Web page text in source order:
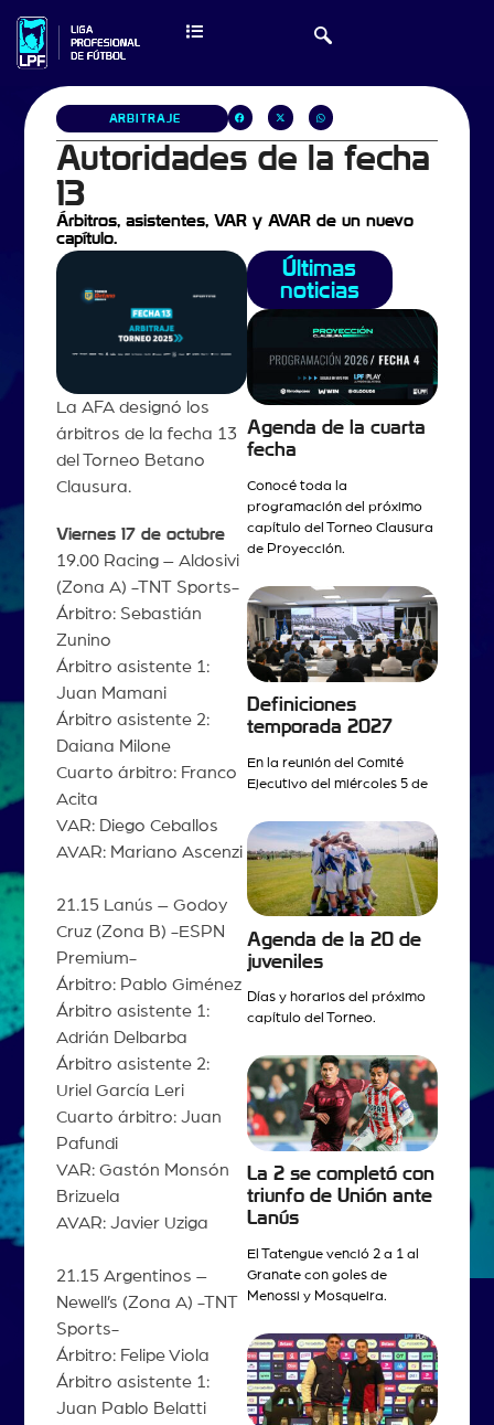
ARBITRAJE
Autoridades de la fecha
13
Árbitros, asistentes, VAR y AVAR de un nuevo
capítulo.
La AFA designó los
árbitros de la fecha 13
del Torneo Betano
Clausura.
Viernes 17 de octubre
19.00 Racing – Aldosivi
(Zona A) -TNT Sports-
Árbitro: Sebastián
Zunino
Árbitro asistente 1:
Juan Mamani
Árbitro asistente 2:
Daiana Milone
Cuarto árbitro: Franco
Acita
VAR: Diego Ceballos
AVAR: Mariano Ascenzi
21.15 Lanús – Godoy
Cruz (Zona B) -ESPN
Premium-
Árbitro: Pablo Giménez
Árbitro asistente 1:
Adrián Delbarba
Árbitro asistente 2:
Uriel García Leri
Cuarto árbitro: Juan
Pafundi
VAR: Gastón Monsón
Brizuela
AVAR: Javier Uziga
21.15 Argentinos –
Newell’s (Zona A) -TNT
Sports-
Árbitro: Felipe Viola
Árbitro asistente 1:
Juan Pablo Belatti
Últimas
noticias
Agenda de la cuarta
fecha
Conocé toda la
programación del próximo
capítulo del Torneo Clausura
de Proyección.
Definiciones
temporada 2027
En la reunión del Comité
Ejecutivo del miércoles 5 de
Agenda de la 20 de
juveniles
Días y horarios del próximo
capítulo del Torneo.
La 2 se completó con
triunfo de Unión ante
Lanús
El Tatengue venció 2 a 1 al
Granate con goles de
Menossi y Mosqueira.